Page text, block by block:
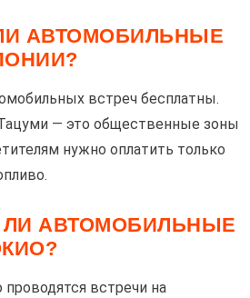
АВТОМОБИЛЬНЫЕ
встреч бесплатны.
— это общественные зоны
нужно оплатить только
АВТОМОБИЛЬНЫЕ
встречи на